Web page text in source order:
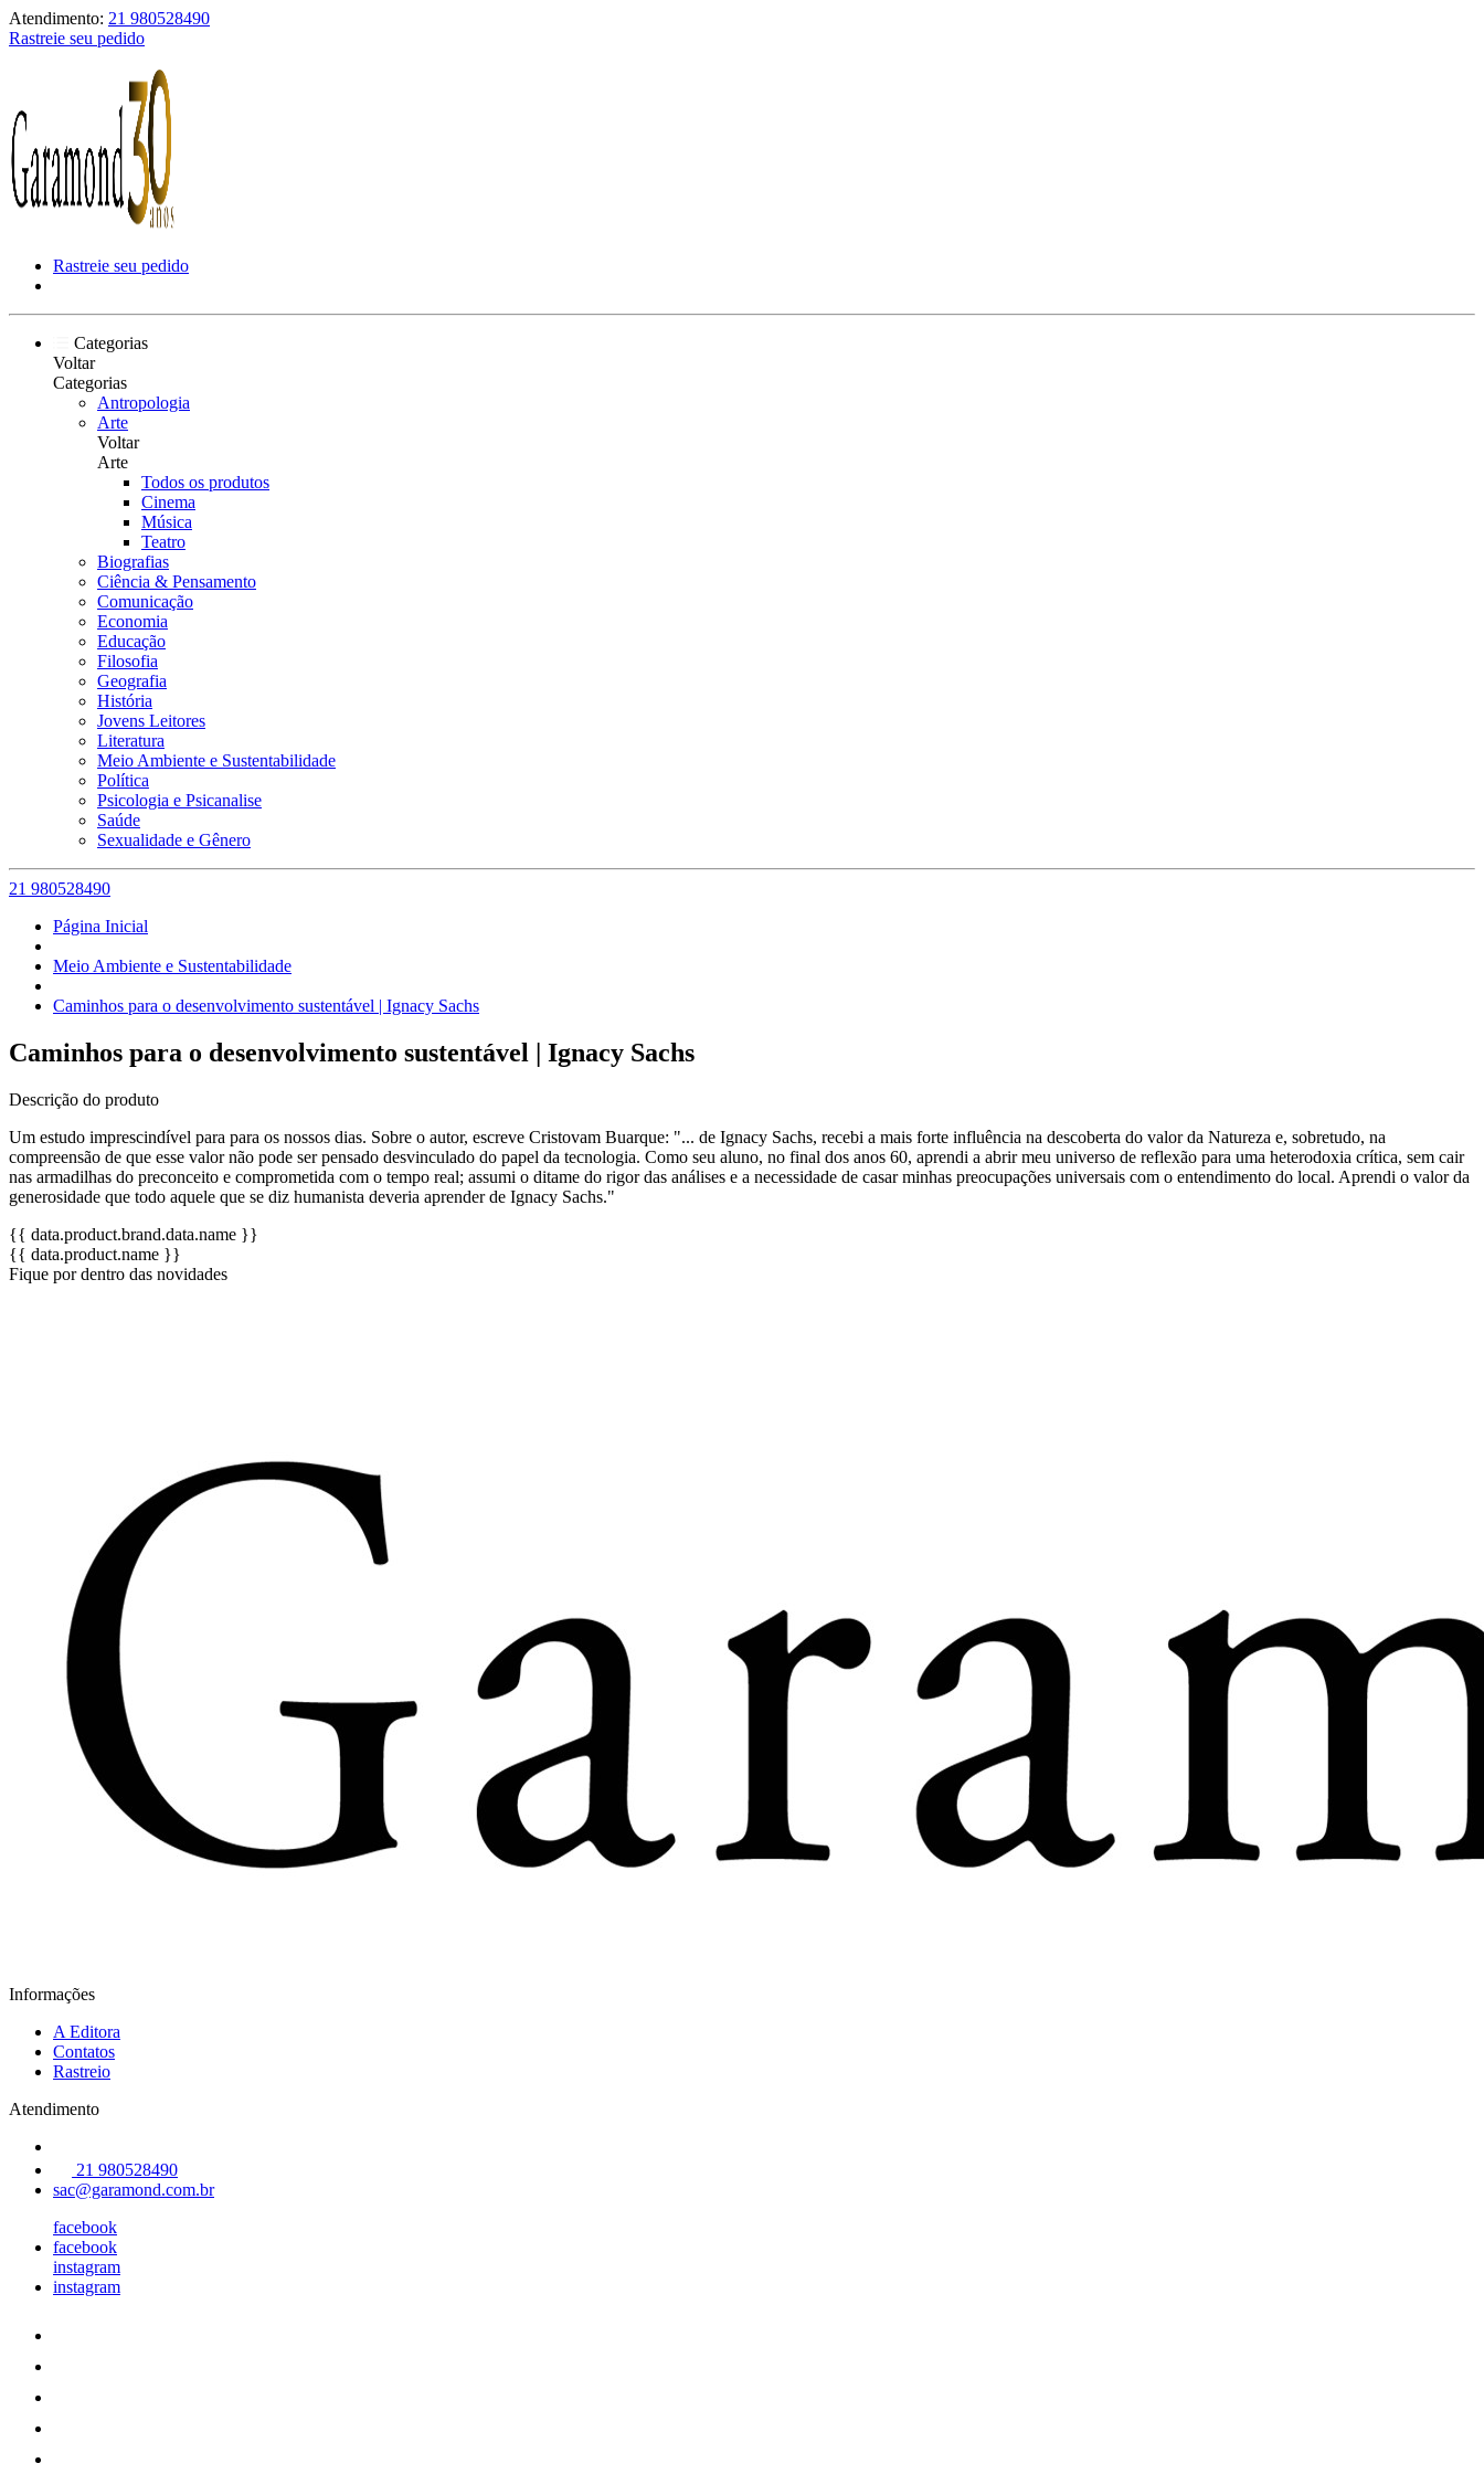
Atendimento: 21 980528490
Rastreie seu pedido
Rastreie seu pedido
Categorias
Voltar
Categorias
Antropologia
Arte
Voltar
Arte
Todos os produtos
Cinema
Música
Teatro
Biografias
Ciência & Pensamento
Comunicação
Economia
Educação
Filosofia
Geografia
História
Jovens Leitores
Literatura
Meio Ambiente e Sustentabilidade
Política
Psicologia e Psicanalise
Saúde
Sexualidade e Gênero
21 980528490
Página Inicial
Meio Ambiente e Sustentabilidade
Caminhos para o desenvolvimento sustentável | Ignacy Sachs
Caminhos para o desenvolvimento sustentável | Ignacy Sachs
Descrição do produto
Um estudo imprescindível para para os nossos dias. Sobre o autor, escreve Cristovam Buarque: "... de Ignacy Sachs, recebi a mais forte influência na descoberta do valor da Natureza e, sobretudo, na
compreensão de que esse valor não pode ser pensado desvinculado do papel da tecnologia. Como seu aluno, no final dos anos 60, aprendi a abrir meu universo de reflexão para uma heterodoxia crítica, sem cair
nas armadilhas do preconceito e comprometida com o tempo real; assumi o ditame do rigor das análises e a necessidade de casar minhas preocupações universais com o entendimento do local. Aprendi o valor da
generosidade que todo aquele que se diz humanista deveria aprender de Ignacy Sachs."
{{ data.product.brand.data.name }}
{{ data.product.name }}
Fique por dentro das novidades
Informações
A Editora
Contatos
Rastreio
Atendimento
21 980528490
sac@garamond.com.br
facebook
facebook
instagram
instagram